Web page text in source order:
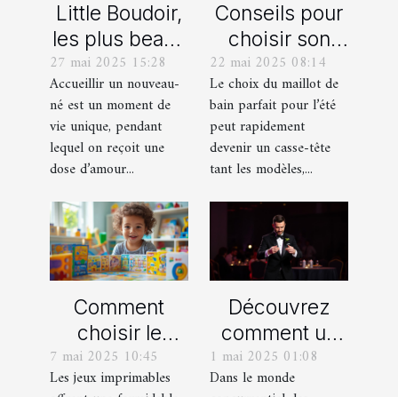
Little Boudoir,
les plus beaux
cadeaux de
naissance
personnalisés
!
27 mai 2025 15:28
Accueillir un nouveau-
né est un moment de
vie unique, pendant
lequel on reçoit une
dose d’amour...
Conseils pour
choisir son
maillot de bain
idéal pour l'été
22 mai 2025 08:14
Le choix du maillot de
bain parfait pour l’été
peut rapidement
devenir un casse-tête
tant les modèles,...
Comment
choisir le
meilleur jeu
imprimable
7 mai 2025 10:45
Les jeux imprimables
Découvrez
comment un
spectacle de
magie
1 mai 2025 01:08
Dans le monde